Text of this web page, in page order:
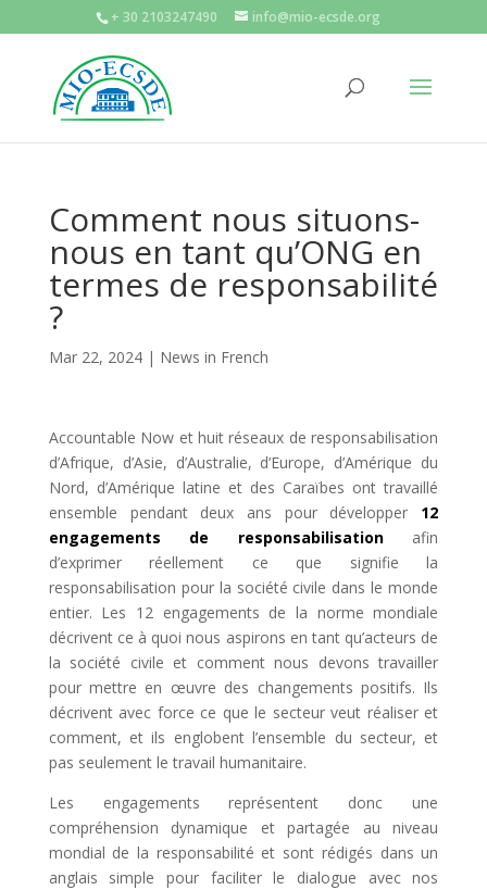
+ 30 2103247490 info@mio-ecsde.org
Comment nous situons-
nous en tant qu’ONG en
termes de responsabilité
?
Mar 22, 2024| News in French
Accountable Now et huit réseaux de responsabilisation
d’Afrique, d’Asie, d’Australie, d’Europe, d’Amérique du
Nord, d’Amérique latine et des Caraïbes ont travaillé
ensemble pendant deux ans pour développer 12
engagements de responsabilisationafin
d’exprimer réellement ce que signifie la
responsabilisation pour la société civile dans le monde
entier. Les 12 engagements de la norme mondiale
décrivent ce à quoi nous aspirons en tant qu’acteurs de
la société civile et comment nous devons travailler
pour mettre en œuvre des changements positifs. Ils
décrivent avec force ce que le secteur veut réaliser et
comment, et ils englobent l’ensemble du secteur, et
pas seulement le travail humanitaire.
Les engagements représentent donc une
compréhension dynamique et partagée au niveau
mondial de la responsabilité et sont rédigés dans un
anglais simple pour faciliter le dialogue avec nos